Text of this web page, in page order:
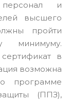
персонал и
высшего
пройти
минимуму.
в
возможна
программе
(ППЗ),